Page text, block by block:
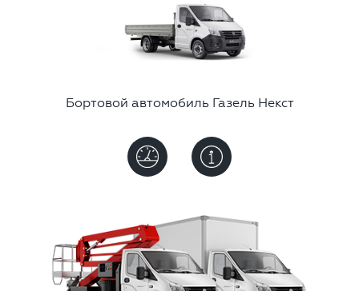
Бортовой автомобиль Газель Некст